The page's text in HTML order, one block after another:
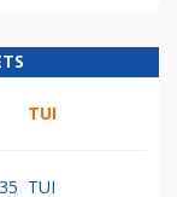
TUI
TUI